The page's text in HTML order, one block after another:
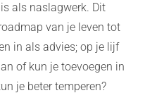
als naslagwerk. Dit
van je leven tot
in als advies; op je lijf
of kun je toevoegen in
je beter temperen?